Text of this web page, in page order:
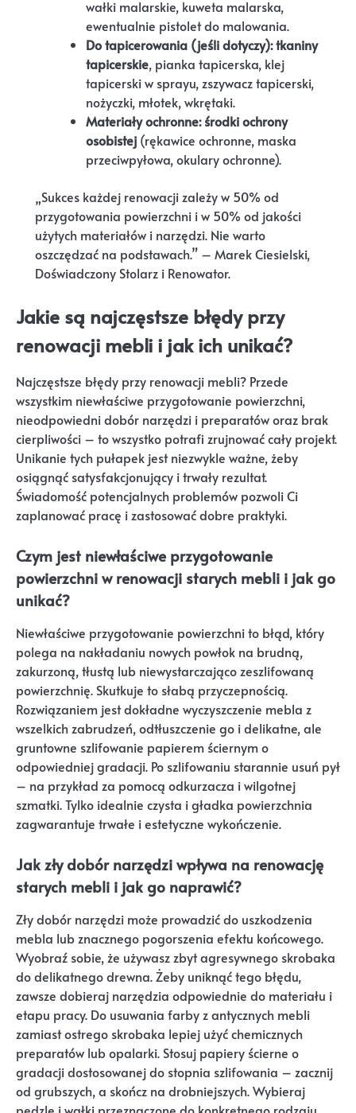
wałki malarskie, kuweta malarska,
ewentualnie pistolet do malowania.
Do tapicerowania (jeśli dotyczy):tkaniny
tapicerskie, pianka tapicerska, klej
tapicerski w sprayu, zszywacz tapicerski,
nożyczki, młotek, wkrętaki.
Materiały ochronne: środki ochrony
osobistej (rękawice ochronne, maska
przeciwpyłowa, okulary ochronne).
„Sukces każdej renowacji zależy w 50% od
przygotowania powierzchni i w 50% od jakości
użytych materiałów i narzędzi. Nie warto
oszczędzać na podstawach.” – Marek Ciesielski,
Doświadczony Stolarz i Renowator.
Jakie są najczęstsze błędy przy
renowacji mebli i jak ich unikać?
Najczęstsze błędy przy renowacji mebli? Przede
wszystkim niewłaściwe przygotowanie powierzchni,
nieodpowiedni dobór narzędzi i preparatów oraz brak
cierpliwości – to wszystko potrafi zrujnować cały projekt.
Unikanie tych pułapek jest niezwykle ważne, żeby
osiągnąć satysfakcjonujący i trwały rezultat.
Świadomość potencjalnych problemów pozwoli Ci
zaplanować pracę i zastosować dobre praktyki.
Czym jest niewłaściwe przygotowanie
powierzchni w renowacji starych mebli i jak go
unikać?
Niewłaściwe przygotowanie powierzchni to błąd, który
polega na nakładaniu nowych powłok na brudną,
zakurzoną, tłustą lub niewystarczająco zeszlifowaną
powierzchnię. Skutkuje to słabą przyczepnością.
Rozwiązaniem jest dokładne wyczyszczenie mebla z
wszelkich zabrudzeń, odtłuszczenie go i delikatne, ale
gruntowne szlifowanie papierem ściernym o
odpowiedniej gradacji. Po szlifowaniu starannie usuń pył
– na przykład za pomocą odkurzacza i wilgotnej
szmatki. Tylko idealnie czysta i gładka powierzchnia
zagwarantuje trwałe i estetyczne wykończenie.
Jak zły dobór narzędzi wpływa na renowację
starych mebli i jak go naprawić?
Zły dobór narzędzi może prowadzić do uszkodzenia
mebla lub znacznego pogorszenia efektu końcowego.
Wyobraź sobie, że używasz zbyt agresywnego skrobaka
do delikatnego drewna. Żeby uniknąć tego błędu,
zawsze dobieraj narzędzia odpowiednie do materiału i
etapu pracy. Do usuwania farby z antycznych mebli
zamiast ostrego skrobaka lepiej użyć chemicznych
preparatów lub opalarki. Stosuj papiery ścierne o
gradacji dostosowanej do stopnia szlifowania – zacznij
od grubszych, a skończ na drobniejszych. Wybieraj